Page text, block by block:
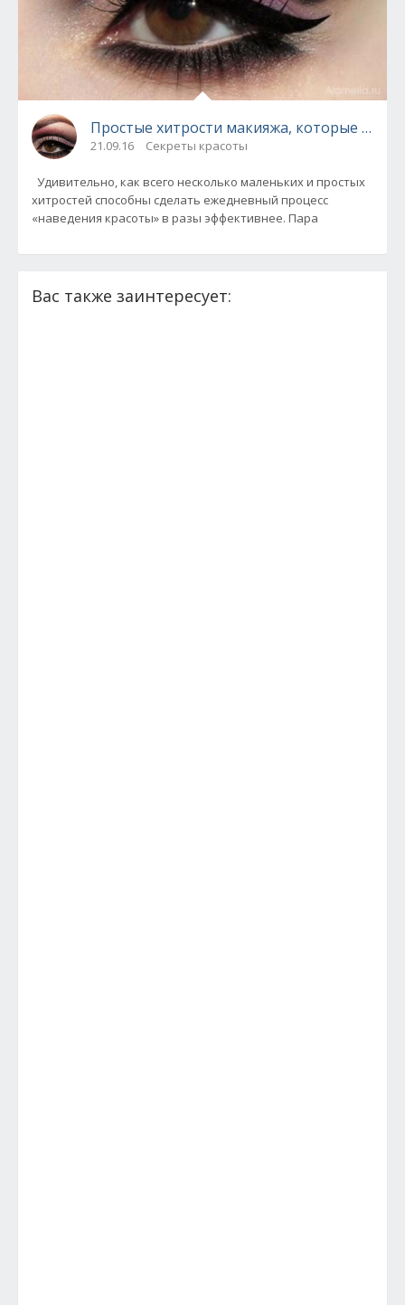
Простые хитрости макияжа, которые
21.09.16 Секреты красоты
Удивительно, как всего несколько маленьких и простых
хитростей способны сделать ежедневный процесс
«наведения красоты» в разы эффективнее. Пара
Вас также заинтересует: